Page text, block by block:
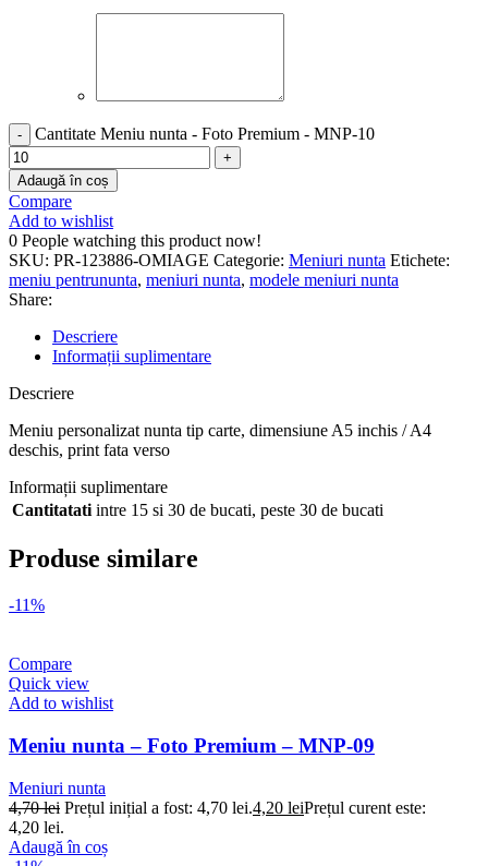
Cantitate Meniu nunta - Foto Premium - MNP-10
Adaugă în coș
Compare
Add to wishlist
0 People watching this product now!
SKU: PR-123886-OMIAGE Categorie: Meniuri nunta Etichete:
meniu pentrununta, meniuri nunta, modele meniuri nunta
Share:
Descriere
Informații suplimentare
Descriere
Meniu personalizat nunta tip carte, dimensiune A5 inchis / A4
deschis, print fata verso
Informații suplimentare
Cantitatati intre 15 si 30 de bucati, peste 30 de bucati
Produse similare
-11%
Compare
Quick view
Add to wishlist
Meniu nunta – Foto Premium – MNP-09
Meniuri nunta
4,70lei Prețul inițial a fost: 4,70 lei.4,20 leiPrețul curent este:
4,20 lei.
Adaugă în coș